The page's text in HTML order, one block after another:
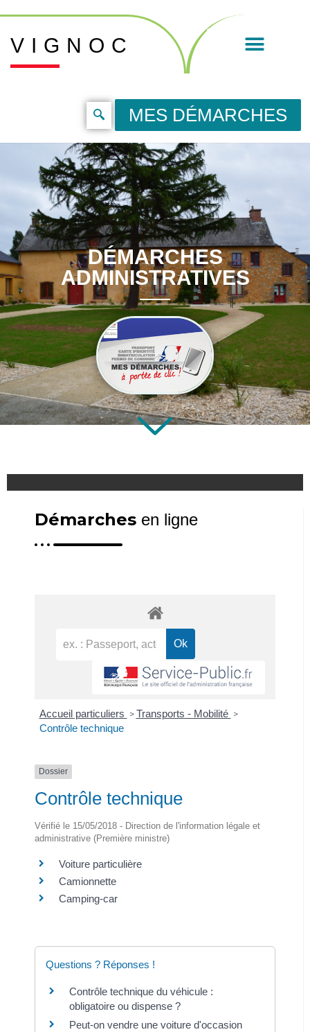
VIGNOC
MES DÉMARCHES
DÉMARCHES
ADMINISTRATIVES
Démarches en ligne
Accueil particuliers > Transports - Mobilité >
Contrôle technique
Dossier
Contrôle technique
Vérifié le 15/05/2018 - Direction de l'information légale et
administrative (Première ministre)
Voiture particulière
Camionnette
Camping-car
Questions ? Réponses !
Contrôle technique du véhicule :
obligatoire ou dispense ?
Peut-on vendre une voiture d'occasion